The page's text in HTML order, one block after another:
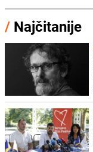
/ Najčitanije